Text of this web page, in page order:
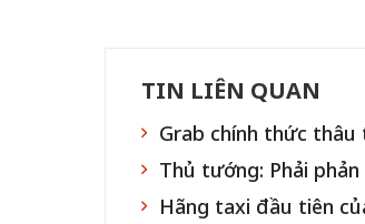
TIN LIÊN QUAN
Grab chính thức
Thủ tướng: Phải
Hãng taxi đầu tiên